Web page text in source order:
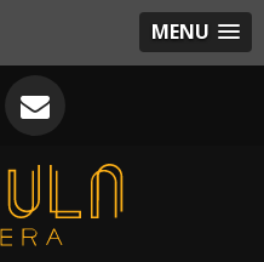
MENU